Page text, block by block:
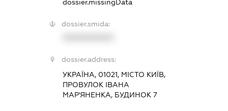
dossier.missingData
dossier.smida:
dossier.address:
УКРАЇНА, 01021, МІСТО КИЇВ,
ПРОВУЛОК ІВАНА
МАР'ЯНЕНКА, БУДИНОК 7